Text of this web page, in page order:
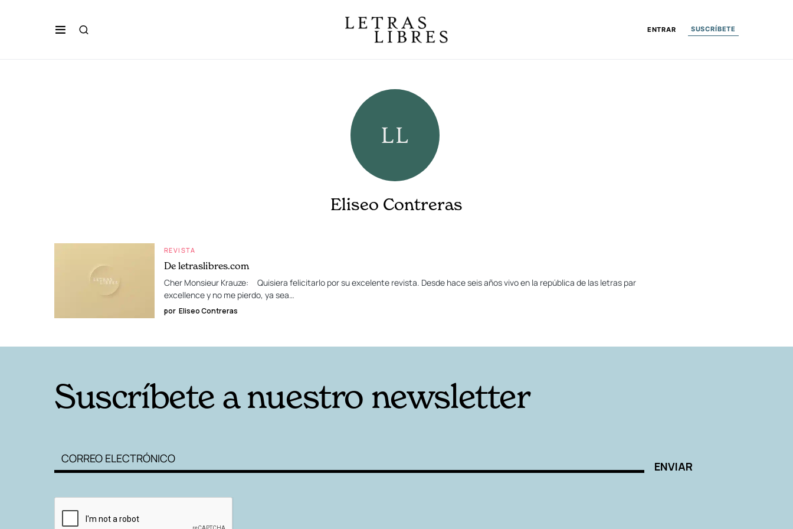
ENTRAR SUSCRÍBETE
Eliseo Contreras
REVISTA
De letraslibres.com
Cher Monsieur Krauze: Quisiera felicitarlo por su excelente revista. Desde hace seis años vivo en la república de las letras par
excellence y no me pierdo, ya sea…
por Eliseo Contreras
Suscríbete a nuestro newsletter